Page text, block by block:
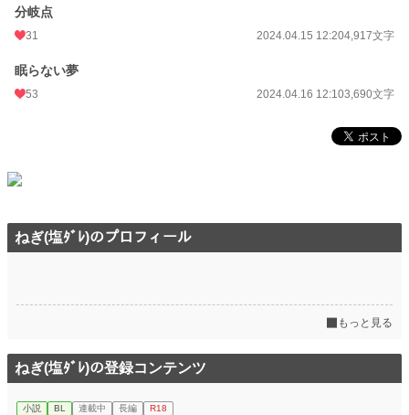
分岐点
31 2024.04.15 12:204,917文字
眠らない夢
53 2024.04.16 12:103,690文字
ねぎ(塩ﾀﾞﾚ)のプロフィール
もっと見る
ねぎ(塩ﾀﾞﾚ)の登録コンテンツ
小説 BL 連載中 長編 R18